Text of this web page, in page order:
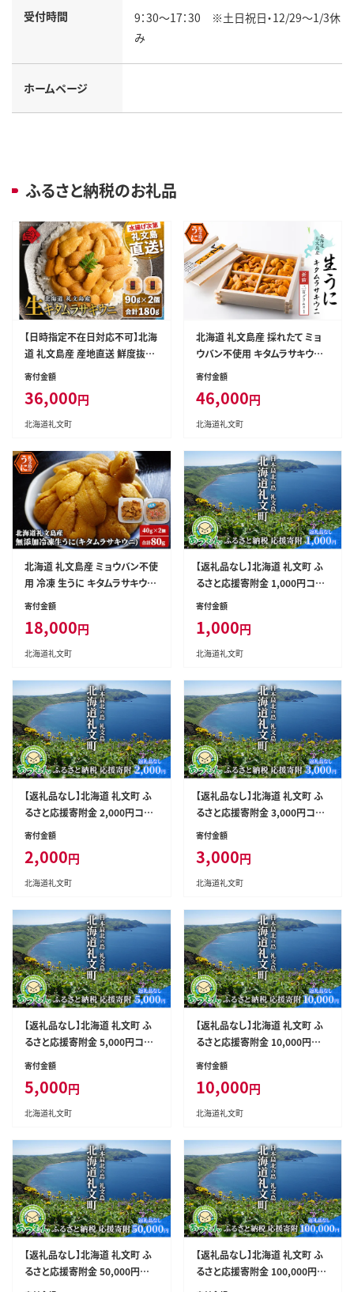
受付時間
9：30～17：30 ※土日祝日・12/29～1/3休
み
ホームページ
ふるさと納税のお礼品
【日時指定不在日対応不可】北海
道 礼文島産 産地直送 鮮度抜群
塩水 生キタムラサキウニ 180g
寄付金額
36,000円
北海道礼文町
北海道 礼文島産 採れたて ミョ
ウバン不使用 キタムラサキウニ
折詰 200g×1箱［株式会社やま
折うに ムラサキウニ 海鮮 うに丼
濃厚 甘み 贈答 ギフト 】
寄付金額
46,000円
北海道礼文町
北海道 礼文島産 ミョウバン不使
用 冷凍 生うに キタムラサキウニ
40g×2個［野崎水産］【 うに ウニ
ニ 海鮮 うに丼 濃厚 甘み 】
寄付金額
18,000円
北海道礼文町
【返礼品なし】北海道 礼文町 ふ
るさと応援寄附金 1,000円コー
ス ［北海道礼文町］【 寄附のみ
保護 地方創生 まちづくり ふるさ
と納税 】
寄付金額
1,000円
北海道礼文町
【返礼品なし】北海道 礼文町 ふ
るさと応援寄附金 2,000円コー
ス ［北海道礼文町］【 寄附のみ
保護 地方創生 まちづくり ふるさ
と納税 】
寄付金額
2,000円
北海道礼文町
【返礼品なし】北海道 礼文町 ふ
るさと応援寄附金 3,000円コー
ス ［北海道礼文町］【 寄附のみ
保護 地方創生 まちづくり ふるさ
と納税 】
寄付金額
3,000円
北海道礼文町
【返礼品なし】北海道 礼文町 ふ
るさと応援寄附金 5,000円コー
ス ［北海道礼文町］【 寄附のみ
応援 支援 礼文島 地域貢献 自然
保護 地方創生 まちづくり ふるさ
と納税 】
寄付金額
5,000円
北海道礼文町
【返礼品なし】北海道 礼文町 ふ
るさと応援寄附金 10,000円コ
ース ［北海道礼文町］【 寄附のみ
応援 支援 礼文島 地域貢献 自然
保護 地方創生 まちづくり ふるさ
と納税 】
寄付金額
10,000円
北海道礼文町
【返礼品なし】北海道 礼文町 ふ
るさと応援寄附金 50,000円コ
ース ［北海道礼文町］【 寄附のみ
【返礼品なし】北海道 礼文町 ふ
るさと応援寄附金 100,000円コ
ース ［北海道礼文町］【 寄附のみ